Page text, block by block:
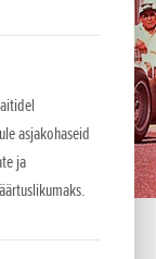
asjakohaseid
ja